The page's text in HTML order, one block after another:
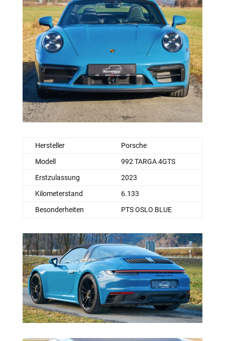
Hersteller
Porsche
Modell
992 TARGA 4GTS
Erstzulassung
2023
Kilometerstand
6.133
Besonderheiten
PTS OSLO BLUE